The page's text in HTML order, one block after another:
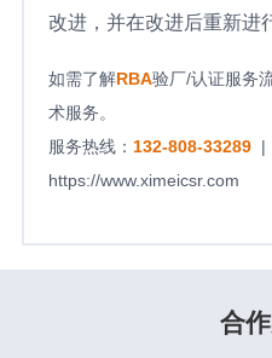
改进，并在改进后重新进
如需了解RBA验厂/认证服务
术服务。
服务热线： 132-808-33289|
https://www.ximeicsr.com
合